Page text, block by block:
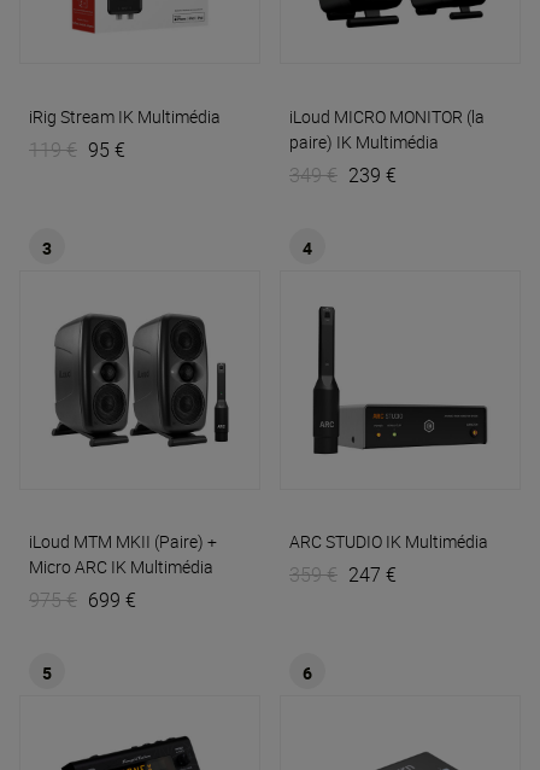
iRig Stream IK Multimédia
119 € 95 €
iLoud MICRO MONITOR (la
paire) IK Multimédia
349 € 239 €
3
iLoud MTM MKII (Paire) +
Micro ARC IK Multimédia
975 € 699 €
4
ARC STUDIO IK Multimédia
359 € 247 €
5 6